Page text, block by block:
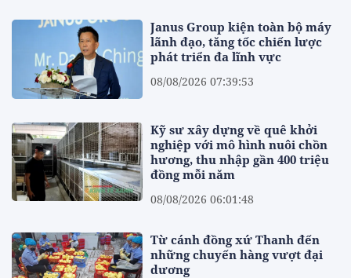
Janus Group kiện toàn bộ máy
lãnh đạo, tăng tốc chiến lược
phát triển đa lĩnh vực
08/08/2026 07:39:53
Kỹ sư xây dựng về quê khởi
nghiệp với mô hình nuôi chồn
hương, thu nhập gần 400 triệu
đồng mỗi năm
08/08/2026 06:01:48
Từ cánh đồng xứ Thanh đến
những chuyến hàng vượt đại
dương